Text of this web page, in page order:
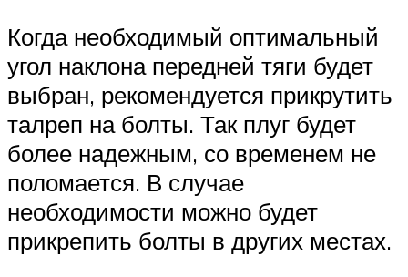
Когда необходимый оптимальный
угол наклона передней тяги будет
выбран, рекомендуется прикрутить
талреп на болты. Так плуг будет
более надежным, со временем не
поломается. В случае
необходимости можно будет
прикрепить болты в других местах.